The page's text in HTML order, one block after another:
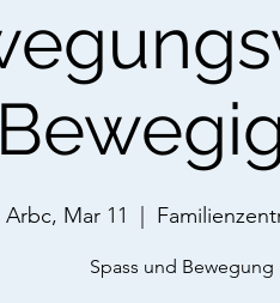
Arbc, Mar 11
Spass und